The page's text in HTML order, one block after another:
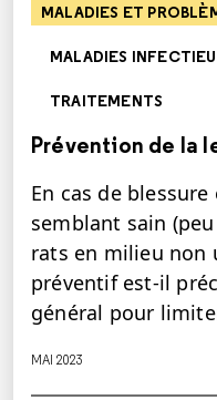
MALADIES ET
MALADIES
TRAITEMENTS
Prévention de la
En cas de
semblant sain
rats en milieu non
préventif est-il
général pour
MAI 2023